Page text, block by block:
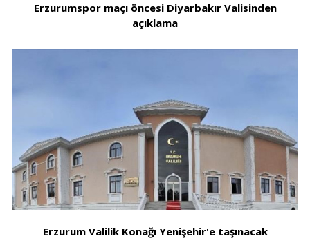
Erzurumspor maçı öncesi Diyarbakır Valisinden
açıklama
Erzurum Valilik Konağı Yenişehir'e taşınacak